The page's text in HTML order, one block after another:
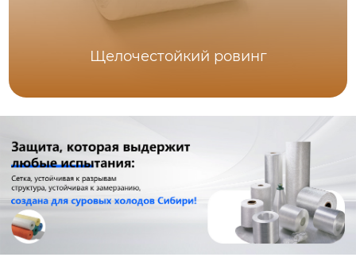
Щелочестойкий ровинг